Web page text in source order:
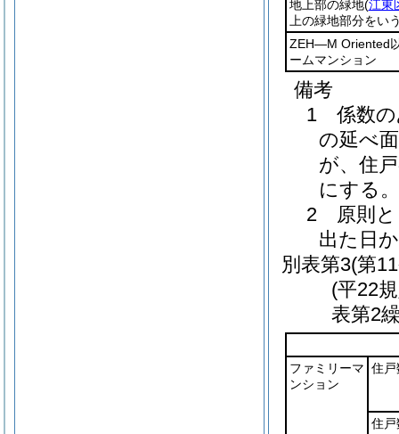
地上部の緑地(江東
上の緑地部分をい
ZEH―M Oriented
ームマンション
備考
1 係数の
の延べ
が、住
にする。
2 原則と
出た日
別表第3(第
(平22
表第2
ファミリーマ
ンション
住
住